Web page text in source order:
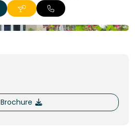
Brochure